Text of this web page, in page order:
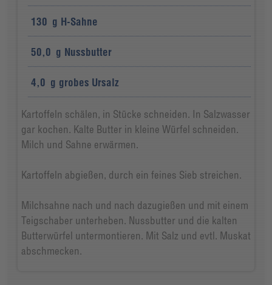
130 g H-Sahne
50,0 g Nussbutter
4,0 g grobes Ursalz
Kartoffeln schälen, in Stücke schneiden. In Salzwasser
gar kochen. Kalte Butter in kleine Würfel schneiden.
Milch und Sahne erwärmen.
Kartoffeln abgießen, durch ein feines Sieb streichen.
Milchsahne nach und nach dazugießen und mit einem
Teigschaber unterheben. Nussbutter und die kalten
Butterwürfel untermontieren. Mit Salz und evtl. Muskat
abschmecken.